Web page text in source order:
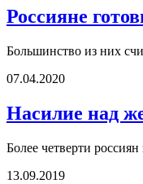
Россияне
Большинство из них
07.04.2020
Насилие над
Более четверти
13.09.2019